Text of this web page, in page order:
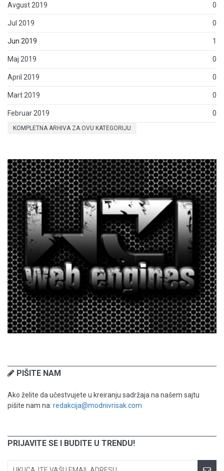
Avgust 2019 0
Jul 2019 0
Jun 2019 1
Maj 2019 0
April 2019 0
Mart 2019 0
Februar 2019 0
KOMPLETNA ARHIVA ZA OVU KATEGORIJU
PIŠITE NAM
Ako želite da učestvujete u kreiranju sadržaja na našem sajtu
pišite nam na: redakcija@modnivrisak.com
PRIJAVITE SE I BUDITE U TRENDU!